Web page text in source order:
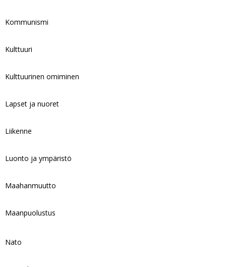
Kommunismi
Kulttuuri
Kulttuurinen omiminen
Lapset ja nuoret
Liikenne
Luonto ja ympäristö
Maahanmuutto
Maanpuolustus
Nato